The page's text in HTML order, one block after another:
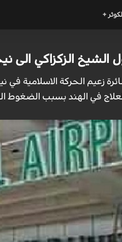
الكوثر +
الزكزاكي الى
زعيم الحركة الاسلامية في
العلاج في الهند بسبب الضغوط